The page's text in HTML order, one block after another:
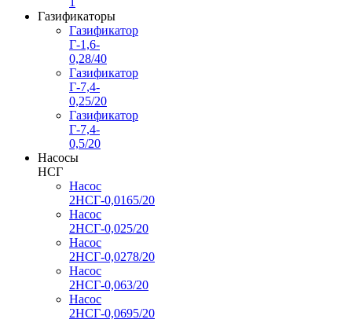
Газификаторы
Газификатор
Г-1,6-
0,28/40
Газификатор
Г-7,4-
0,25/20
Газификатор
Г-7,4-
0,5/20
Насосы
НСГ
Насос
2НСГ-0,0165/20
Насос
2НСГ-0,025/20
Насос
2НСГ-0,0278/20
Насос
2НСГ-0,063/20
Насос
2НСГ-0,0695/20